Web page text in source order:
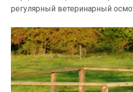
регулярный ветеринарный